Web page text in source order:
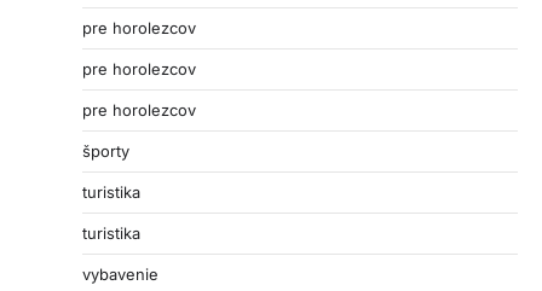
pre horolezcov
pre horolezcov
pre horolezcov
športy
turistika
turistika
vybavenie